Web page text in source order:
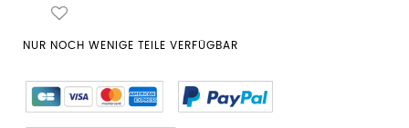
NUR NOCH WENIGE TEILE VERFÜGBAR